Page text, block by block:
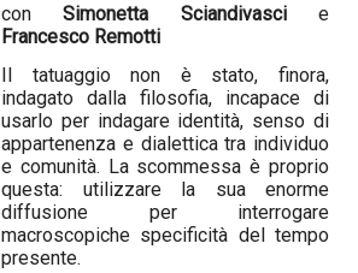
con Simonetta Sciandivascie
Francesco Remotti
Il tatuaggio non è stato, finora,
indagato dalla filosofia, incapace di
usarlo per indagare identità, senso di
appartenenza e dialettica tra individuo
e comunità. La scommessa è proprio
questa: utilizzare la sua enorme
diffusione per interrogare
macroscopiche specificità del tempo
presente.